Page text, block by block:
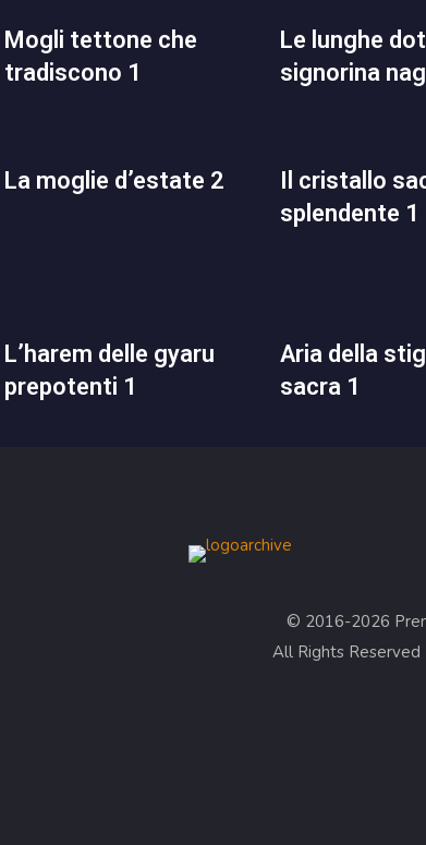
mogli tettone che
tradiscono 1
le lunghe doti della
signorina
la moglie d’estate 2
il cristallo sacro
splendente 1
l’harem delle gyaru
prepotenti 1
aria della stigmate
sacra 1
© 2016-2026
All Rights